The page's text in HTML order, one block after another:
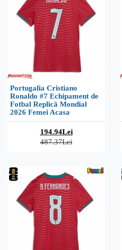
Portugalia Cristiano
Ronaldo #7 Echipament de
Fotbal Replică Mondial
2026 Femei Acasa
194.94Lei
487.37Lei